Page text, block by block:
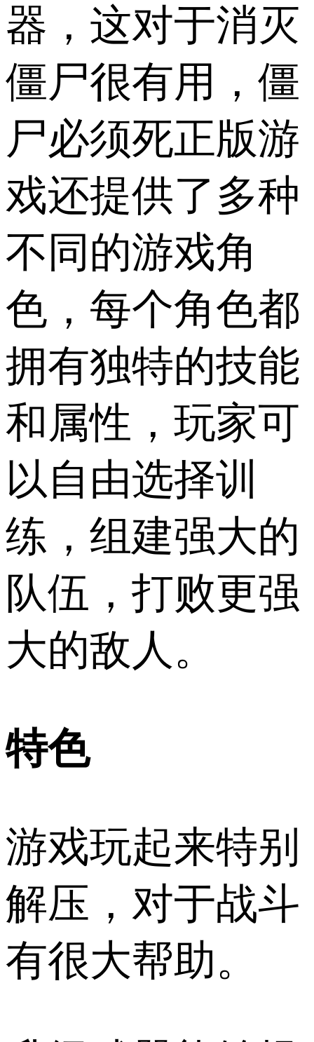
器，这对于消灭
僵尸很有用，僵
尸必须死正版游
戏还提供了多种
不同的游戏角
色，每个角色都
拥有独特的技能
和属性，玩家可
以自由选择训
练，组建强大的
队伍，打败更强
大的敌人。
特色
游戏玩起来特别
解压，对于战斗
有很大帮助。